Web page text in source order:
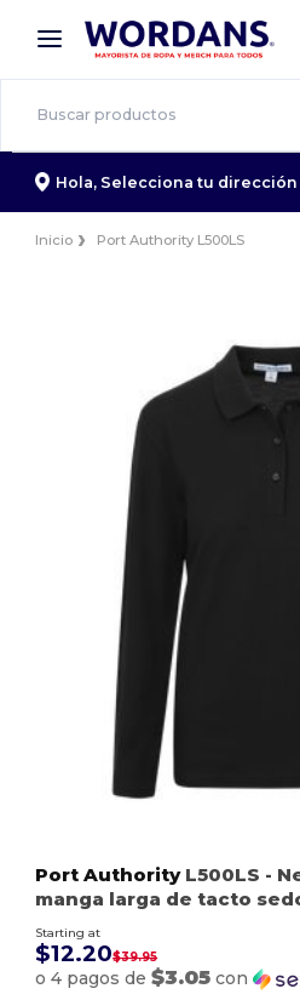
× App de Wordans
¡Mejores precios en app!
Hola, Selecciona tu dirección
Inicio Port Authority L500LS
Port AuthorityL500LS -
manga larga de tacto
Starting at
$12.20$39.95
o 4 pagos de$3.05 con